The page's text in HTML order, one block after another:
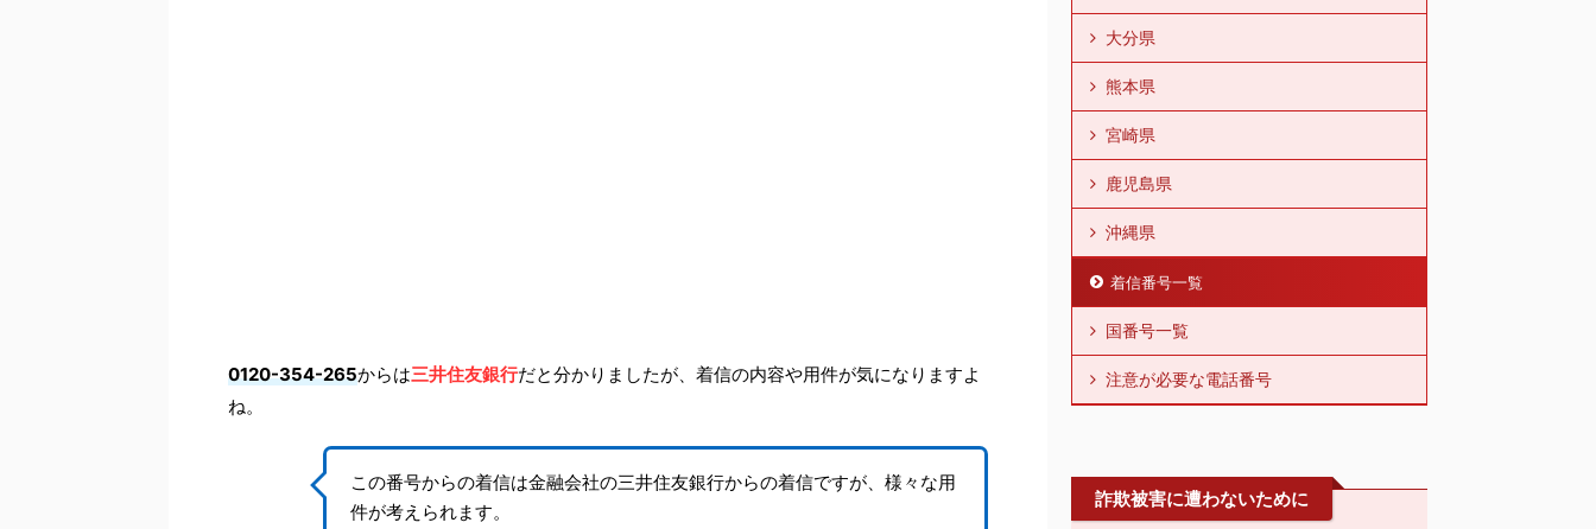
0120-354-265からは三井住友銀行だと分かりましたが、着信の内容や用件が気になりますよ
ね。
この番号からの着信は金融会社の三井住友銀行からの着信ですが、様々な用
件が考えられます。
大分県
熊本県
宮崎県
鹿児島県
沖縄県
着信番号一覧
国番号一覧
注意が必要な電話番号
詐欺被害に遭わないために